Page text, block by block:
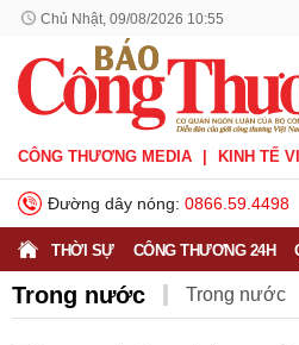
Chủ Nhật, 09/08/2026 10:55
CÔNG THƯƠNG MEDIA KINH TẾ
Đường dây nóng: 0866.59.4498
THỜI SỰ CÔNG THƯƠNG 24H
Trong nước Trong nước